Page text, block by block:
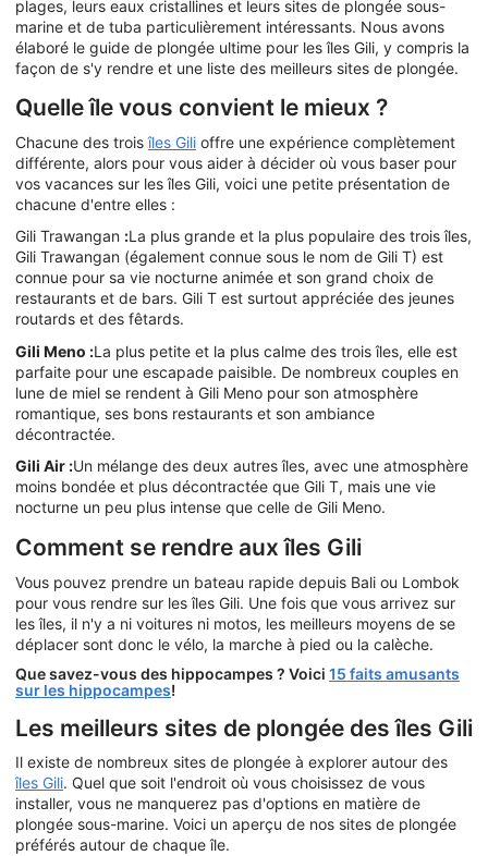
plages, leurs eaux cristallines et leurs sites de plongée sous-
marine et de tuba particulièrement intéressants. Nous avons
élaboré le guide de plongée ultime pour les îles Gili, y compris la
façon de s'y rendre et une liste des meilleurs sites de plongée.
Quelle île vous convient le mieux ?
Chacune des troisîles Gili offre une expérience complètement
différente, alors pour vous aider à décider où vous baser pour
vos vacances sur les îles Gili, voici une petite présentation de
chacune d'entre elles :
Gili Trawangan :La plus grande et la plus populaire des trois îles,
Gili Trawangan (également connue sous le nom de Gili T) est
connue pour sa vie nocturne animée et son grand choix de
restaurants et de bars. Gili T est surtout appréciée des jeunes
routards et des fêtards.
Gili Meno :La plus petite et la plus calme des trois îles, elle est
parfaite pour une escapade paisible. De nombreux couples en
lune de miel se rendent à Gili Meno pour son atmosphère
romantique, ses bons restaurants et son ambiance
décontractée.
Gili Air :Un mélange des deux autres îles, avec une atmosphère
moins bondée et plus décontractée que Gili T, mais une vie
nocturne un peu plus intense que celle de Gili Meno.
Comment se rendre aux îles Gili
Vous pouvez prendre un bateau rapide depuis Bali ou Lombok
pour vous rendre sur les îles Gili. Une fois que vous arrivez sur
les îles, il n'y a ni voitures ni motos, les meilleurs moyens de se
déplacer sont donc le vélo, la marche à pied ou la calèche.
Que savez-vous des hippocampes ? Voici 15 faits amusants
sur les hippocampes!
Les meilleurs sites de plongée des îles Gili
Il existe de nombreux sites de plongée à explorer autour des
îles Gili. Quel que soit l'endroit où vous choisissez de vous
installer, vous ne manquerez pas d'options en matière de
plongée sous-marine. Voici un aperçu de nos sites de plongée
préférés autour de chaque île.